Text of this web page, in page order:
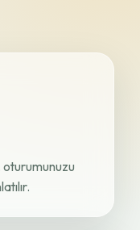
oturumunuzu